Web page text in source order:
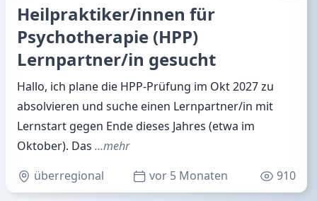
Heilpraktiker/innen für
Psychotherapie (HPP)
Lernpartner/in gesucht
Hallo, ich plane die HPP-Prüfung im Okt 2027 zu
absolvieren und suche einen Lernpartner/in mit
Lernstart gegen Ende dieses Jahres (etwa im
Oktober). Das …mehr
überregional
vor 5 Monaten 910